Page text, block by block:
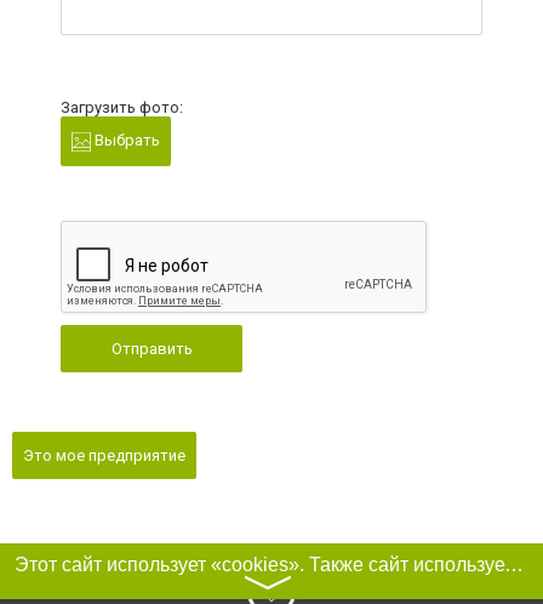
Загрузить фото:
Выбрать
Отправить
Это мое предприятие
Этот сайт использует «cookies». Также сайт использует интернет-сервис для сбора технических данных касательно посетителей с целью получения маркетинговой и статистической информации. Условия обработки данных посетителей сайта см.
〉